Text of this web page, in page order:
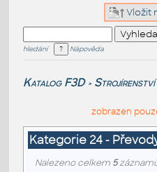
Vložit
hledání
Nápověda
Katalog F3D > Strojírenství
zobrazen
Kategorie 24 -
Nalezeno celkem 5